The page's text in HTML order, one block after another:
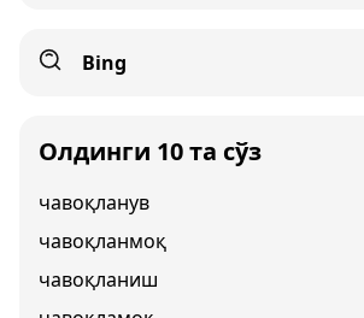
Bing
Олдинги 10 та сўз
чавоқланув
чавоқланмоқ
чавоқланиш